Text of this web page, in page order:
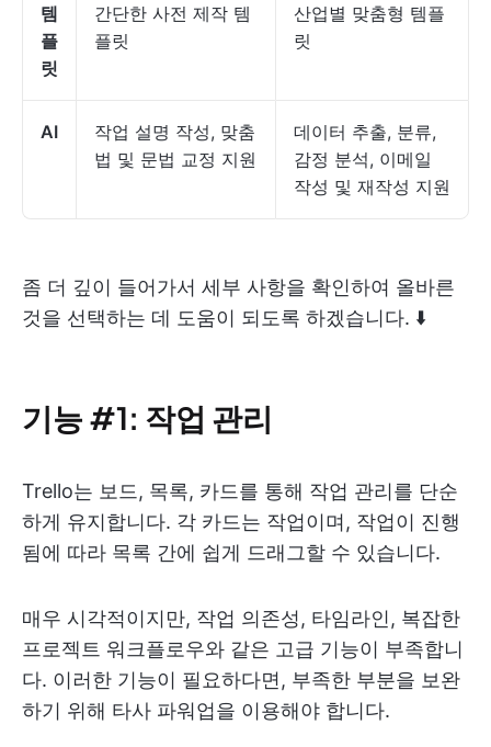
템
플
릿
간단한 사전 제작 템
플릿
산업별 맞춤형 템플
릿
AI
작업 설명 작성, 맞춤
법 및 문법 교정 지원
데이터 추출, 분류,
감정 분석, 이메일
작성 및 재작성 지원
좀 더 깊이 들어가서 세부 사항을 확인하여 올바른
것을 선택하는 데 도움이 되도록 하겠습니다. ⬇️
기능 #1: 작업 관리
Trello는 보드, 목록, 카드를 통해 작업 관리를 단순
하게 유지합니다. 각 카드는 작업이며, 작업이 진행
됨에 따라 목록 간에 쉽게 드래그할 수 있습니다.
매우 시각적이지만, 작업 의존성, 타임라인, 복잡한
프로젝트 워크플로우와 같은 고급 기능이 부족합니
다. 이러한 기능이 필요하다면, 부족한 부분을 보완
하기 위해 타사 파워업을 이용해야 합니다.